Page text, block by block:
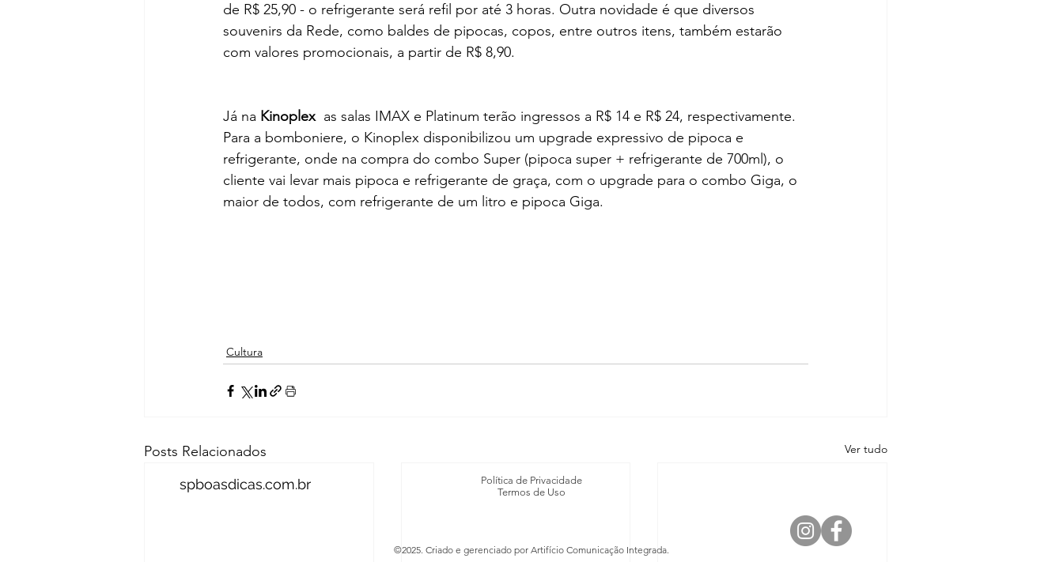
de R$ 25,90 - o refrigerante será refil por até 3 horas. Outra novidade é que diversos
souvenirs da Rede, como baldes de pipocas, copos, entre outros itens, também estarão
com valores promocionais, a partir de R$ 8,90.
Já na Kinoplex as salas IMAX e Platinum terão ingressos a R$ 14 e R$ 24, respectivamente.
Para a bomboniere, o Kinoplex disponibilizou um upgrade expressivo de pipoca e
refrigerante, onde na compra do combo Super (pipoca super + refrigerante de 700ml), o
cliente vai levar mais pipoca e refrigerante de graça, com o upgrade para o combo Giga, o
maior de todos, com refrigerante de um litro e pipoca Giga.
Cultura
Posts Relacionados Ver tudo
spboasdicas.com.br
Política de Privacidade
Termos de Uso
©2025. Criado e gerenciado por Artifício Comunicação Integrada.